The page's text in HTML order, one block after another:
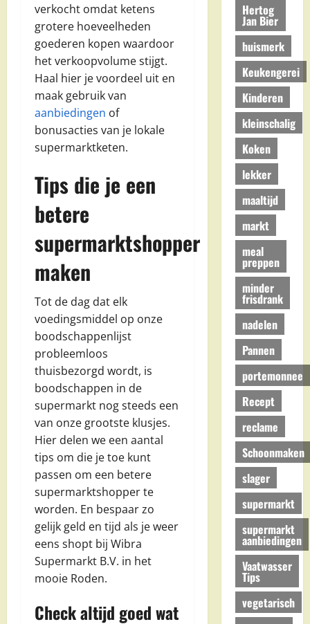
verkocht omdat ketens
grotere hoeveelheden
goederen kopen waardoor
het verkoopvolume stijgt.
Haal hier je voordeel uit en
maak gebruik van
aanbiedingen of
bonusacties van je lokale
supermarktketen.
Tips die je een
betere
supermarktshopper
maken
Tot de dag dat elk
voedingsmiddel op onze
boodschappenlijst
probleemloos
thuisbezorgd wordt, is
boodschappen in de
supermarkt nog steeds een
van onze grootste klusjes.
Hier delen we een aantal
tips om die je toe kunt
passen om een betere
supermarktshopper te
worden. En bespaar zo
gelijk geld en tijd als je weer
eens shopt bij Wibra
Supermarkt B.V. in het
mooie Roden.
Check altijd goed wat
Hertog
Jan Bier
huismerk
Keukengerei
Kinderen
kleinschalig
Koken
lekker
maaltijd
markt
meal
preppen
minder
frisdrank
nadelen
Pannen
portemonnee
Recept
reclame
Schoonmaken
slager
supermarkt
supermarkt
aanbiedingen
Vaatwasser
Tips
vegetarisch